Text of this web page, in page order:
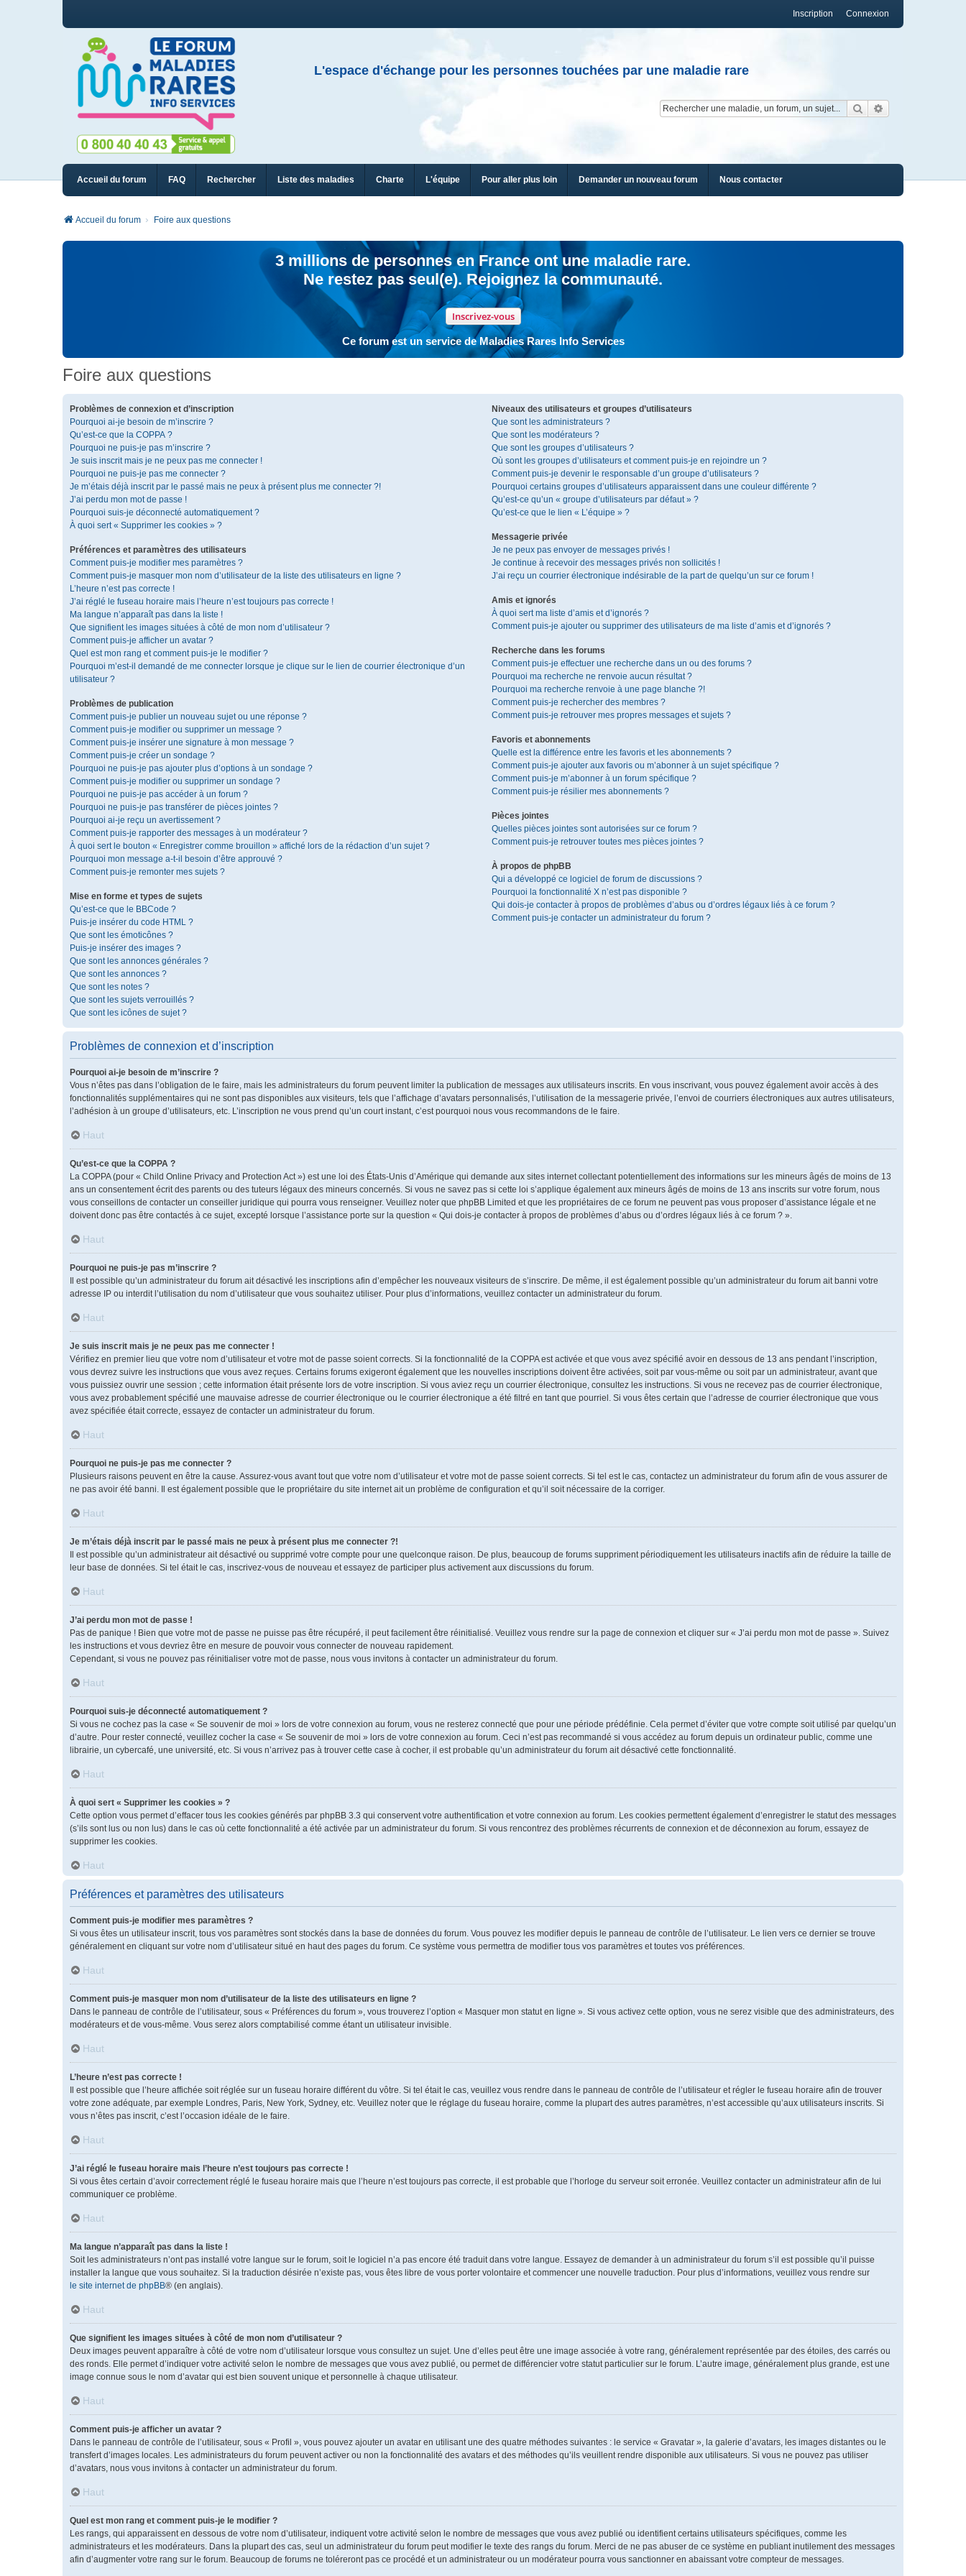
Connexion
Inscription
L'espace d'échange pour les personnes touchées par une maladie rare
Rechercher
Accueil du forum FAQ Rechercher Liste des maladies Charte L'équipe Pour aller plus loin Demander un nouveau forum Nous contacter
Accueil du forum Foire aux questions
3 millions de personnes en France ont une maladie rare.
Ne restez pas seul(e). Rejoignez la communauté.
Inscrivez-vous
Ce forum est un service de Maladies Rares Info Services
Foire aux questions
Problèmes de connexion et d’inscription
Pourquoi ai-je besoin de m’inscrire ?
Qu’est-ce que la COPPA ?
Pourquoi ne puis-je pas m’inscrire ?
Je suis inscrit mais je ne peux pas me connecter !
Pourquoi ne puis-je pas me connecter ?
Je m’étais déjà inscrit par le passé mais ne peux à présent plus me connecter ?!
J’ai perdu mon mot de passe !
Pourquoi suis-je déconnecté automatiquement ?
À quoi sert « Supprimer les cookies » ?
Préférences et paramètres des utilisateurs
Comment puis-je modifier mes paramètres ?
Comment puis-je masquer mon nom d’utilisateur de la liste des utilisateurs en ligne ?
L’heure n’est pas correcte !
J’ai réglé le fuseau horaire mais l’heure n’est toujours pas correcte !
Ma langue n’apparaît pas dans la liste !
Que signifient les images situées à côté de mon nom d’utilisateur ?
Comment puis-je afficher un avatar ?
Quel est mon rang et comment puis-je le modifier ?
Pourquoi m’est-il demandé de me connecter lorsque je clique sur le lien de courrier électronique d’un
utilisateur ?
Problèmes de publication
Comment puis-je publier un nouveau sujet ou une réponse ?
Comment puis-je modifier ou supprimer un message ?
Comment puis-je insérer une signature à mon message ?
Comment puis-je créer un sondage ?
Pourquoi ne puis-je pas ajouter plus d’options à un sondage ?
Comment puis-je modifier ou supprimer un sondage ?
Pourquoi ne puis-je pas accéder à un forum ?
Pourquoi ne puis-je pas transférer de pièces jointes ?
Pourquoi ai-je reçu un avertissement ?
Comment puis-je rapporter des messages à un modérateur ?
À quoi sert le bouton « Enregistrer comme brouillon » affiché lors de la rédaction d’un sujet ?
Pourquoi mon message a-t-il besoin d’être approuvé ?
Comment puis-je remonter mes sujets ?
Mise en forme et types de sujets
Qu’est-ce que le BBCode ?
Puis-je insérer du code HTML ?
Que sont les émoticônes ?
Puis-je insérer des images ?
Que sont les annonces générales ?
Que sont les annonces ?
Que sont les notes ?
Que sont les sujets verrouillés ?
Que sont les icônes de sujet ?
Niveaux des utilisateurs et groupes d’utilisateurs
Que sont les administrateurs ?
Que sont les modérateurs ?
Que sont les groupes d’utilisateurs ?
Où sont les groupes d’utilisateurs et comment puis-je en rejoindre un ?
Comment puis-je devenir le responsable d’un groupe d’utilisateurs ?
Pourquoi certains groupes d’utilisateurs apparaissent dans une couleur différente ?
Qu’est-ce qu’un « groupe d’utilisateurs par défaut » ?
Qu’est-ce que le lien « L’équipe » ?
Messagerie privée
Je ne peux pas envoyer de messages privés !
Je continue à recevoir des messages privés non sollicités !
J’ai reçu un courrier électronique indésirable de la part de quelqu’un sur ce forum !
Amis et ignorés
À quoi sert ma liste d’amis et d’ignorés ?
Comment puis-je ajouter ou supprimer des utilisateurs de ma liste d’amis et d’ignorés ?
Recherche dans les forums
Comment puis-je effectuer une recherche dans un ou des forums ?
Pourquoi ma recherche ne renvoie aucun résultat ?
Pourquoi ma recherche renvoie à une page blanche ?!
Comment puis-je rechercher des membres ?
Comment puis-je retrouver mes propres messages et sujets ?
Favoris et abonnements
Quelle est la différence entre les favoris et les abonnements ?
Comment puis-je ajouter aux favoris ou m’abonner à un sujet spécifique ?
Comment puis-je m’abonner à un forum spécifique ?
Comment puis-je résilier mes abonnements ?
Pièces jointes
Quelles pièces jointes sont autorisées sur ce forum ?
Comment puis-je retrouver toutes mes pièces jointes ?
À propos de phpBB
Qui a développé ce logiciel de forum de discussions ?
Pourquoi la fonctionnalité X n’est pas disponible ?
Qui dois-je contacter à propos de problèmes d’abus ou d’ordres légaux liés à ce forum ?
Comment puis-je contacter un administrateur du forum ?
Problèmes de connexion et d’inscription
Pourquoi ai-je besoin de m’inscrire ?
Vous n’êtes pas dans l’obligation de le faire, mais les administrateurs du forum peuvent limiter la publication de messages aux utilisateurs inscrits. En vous inscrivant, vous pouvez également avoir accès à des
fonctionnalités supplémentaires qui ne sont pas disponibles aux visiteurs, tels que l’affichage d’avatars personnalisés, l’utilisation de la messagerie privée, l’envoi de courriers électroniques aux autres utilisateurs,
l’adhésion à un groupe d’utilisateurs, etc. L’inscription ne vous prend qu’un court instant, c’est pourquoi nous vous recommandons de le faire.
Haut
Qu’est-ce que la COPPA ?
La COPPA (pour « Child Online Privacy and Protection Act ») est une loi des États-Unis d’Amérique qui demande aux sites internet collectant potentiellement des informations sur les mineurs âgés de moins de 13
ans un consentement écrit des parents ou des tuteurs légaux des mineurs concernés. Si vous ne savez pas si cette loi s’applique également aux mineurs âgés de moins de 13 ans inscrits sur votre forum, nous
vous conseillons de contacter un conseiller juridique qui pourra vous renseigner. Veuillez noter que phpBB Limited et que les propriétaires de ce forum ne peuvent pas vous proposer d’assistance légale et ne
doivent donc pas être contactés à ce sujet, excepté lorsque l’assistance porte sur la question « Qui dois-je contacter à propos de problèmes d’abus ou d’ordres légaux liés à ce forum ? ».
Haut
Pourquoi ne puis-je pas m’inscrire ?
Il est possible qu’un administrateur du forum ait désactivé les inscriptions afin d’empêcher les nouveaux visiteurs de s’inscrire. De même, il est également possible qu’un administrateur du forum ait banni votre
adresse IP ou interdit l’utilisation du nom d’utilisateur que vous souhaitez utiliser. Pour plus d’informations, veuillez contacter un administrateur du forum.
Haut
Je suis inscrit mais je ne peux pas me connecter !
Vérifiez en premier lieu que votre nom d’utilisateur et votre mot de passe soient corrects. Si la fonctionnalité de la COPPA est activée et que vous avez spécifié avoir en dessous de 13 ans pendant l’inscription,
vous devrez suivre les instructions que vous avez reçues. Certains forums exigeront également que les nouvelles inscriptions doivent être activées, soit par vous-même ou soit par un administrateur, avant que
vous puissiez ouvrir une session ; cette information était présente lors de votre inscription. Si vous aviez reçu un courrier électronique, consultez les instructions. Si vous ne recevez pas de courrier électronique,
vous avez probablement spécifié une mauvaise adresse de courrier électronique ou le courrier électronique a été filtré en tant que pourriel. Si vous êtes certain que l’adresse de courrier électronique que vous
avez spécifiée était correcte, essayez de contacter un administrateur du forum.
Haut
Pourquoi ne puis-je pas me connecter ?
Plusieurs raisons peuvent en être la cause. Assurez-vous avant tout que votre nom d’utilisateur et votre mot de passe soient corrects. Si tel est le cas, contactez un administrateur du forum afin de vous assurer de
ne pas avoir été banni. Il est également possible que le propriétaire du site internet ait un problème de configuration et qu’il soit nécessaire de la corriger.
Haut
Je m’étais déjà inscrit par le passé mais ne peux à présent plus me connecter ?!
Il est possible qu’un administrateur ait désactivé ou supprimé votre compte pour une quelconque raison. De plus, beaucoup de forums suppriment périodiquement les utilisateurs inactifs afin de réduire la taille de
leur base de données. Si tel était le cas, inscrivez-vous de nouveau et essayez de participer plus activement aux discussions du forum.
Haut
J’ai perdu mon mot de passe !
Pas de panique ! Bien que votre mot de passe ne puisse pas être récupéré, il peut facilement être réinitialisé. Veuillez vous rendre sur la page de connexion et cliquer sur « J’ai perdu mon mot de passe ». Suivez
les instructions et vous devriez être en mesure de pouvoir vous connecter de nouveau rapidement.
Cependant, si vous ne pouvez pas réinitialiser votre mot de passe, nous vous invitons à contacter un administrateur du forum.
Haut
Pourquoi suis-je déconnecté automatiquement ?
Si vous ne cochez pas la case « Se souvenir de moi » lors de votre connexion au forum, vous ne resterez connecté que pour une période prédéfinie. Cela permet d’éviter que votre compte soit utilisé par quelqu’un
d’autre. Pour rester connecté, veuillez cocher la case « Se souvenir de moi » lors de votre connexion au forum. Ceci n’est pas recommandé si vous accédez au forum depuis un ordinateur public, comme une
librairie, un cybercafé, une université, etc. Si vous n’arrivez pas à trouver cette case à cocher, il est probable qu’un administrateur du forum ait désactivé cette fonctionnalité.
Haut
À quoi sert « Supprimer les cookies » ?
Cette option vous permet d’effacer tous les cookies générés par phpBB 3.3 qui conservent votre authentification et votre connexion au forum. Les cookies permettent également d’enregistrer le statut des messages
(s’ils sont lus ou non lus) dans le cas où cette fonctionnalité a été activée par un administrateur du forum. Si vous rencontrez des problèmes récurrents de connexion et de déconnexion au forum, essayez de
supprimer les cookies.
Haut
Préférences et paramètres des utilisateurs
Comment puis-je modifier mes paramètres ?
Si vous êtes un utilisateur inscrit, tous vos paramètres sont stockés dans la base de données du forum. Vous pouvez les modifier depuis le panneau de contrôle de l’utilisateur. Le lien vers ce dernier se trouve
généralement en cliquant sur votre nom d’utilisateur situé en haut des pages du forum. Ce système vous permettra de modifier tous vos paramètres et toutes vos préférences.
Haut
Comment puis-je masquer mon nom d’utilisateur de la liste des utilisateurs en ligne ?
Dans le panneau de contrôle de l’utilisateur, sous « Préférences du forum », vous trouverez l’option « Masquer mon statut en ligne ». Si vous activez cette option, vous ne serez visible que des administrateurs, des
modérateurs et de vous-même. Vous serez alors comptabilisé comme étant un utilisateur invisible.
Haut
L’heure n’est pas correcte !
Il est possible que l’heure affichée soit réglée sur un fuseau horaire différent du vôtre. Si tel était le cas, veuillez vous rendre dans le panneau de contrôle de l’utilisateur et régler le fuseau horaire afin de trouver
votre zone adéquate, par exemple Londres, Paris, New York, Sydney, etc. Veuillez noter que le réglage du fuseau horaire, comme la plupart des autres paramètres, n’est accessible qu’aux utilisateurs inscrits. Si
vous n’êtes pas inscrit, c’est l’occasion idéale de le faire.
Haut
J’ai réglé le fuseau horaire mais l’heure n’est toujours pas correcte !
Si vous êtes certain d’avoir correctement réglé le fuseau horaire mais que l’heure n’est toujours pas correcte, il est probable que l’horloge du serveur soit erronée. Veuillez contacter un administrateur afin de lui
communiquer ce problème.
Haut
Ma langue n’apparaît pas dans la liste !
Soit les administrateurs n’ont pas installé votre langue sur le forum, soit le logiciel n’a pas encore été traduit dans votre langue. Essayez de demander à un administrateur du forum s’il est possible qu’il puisse
installer la langue que vous souhaitez. Si la traduction désirée n’existe pas, vous êtes libre de vous porter volontaire et commencer une nouvelle traduction. Pour plus d’informations, veuillez vous rendre sur
le site internet de phpBB® (en anglais).
Haut
Que signifient les images situées à côté de mon nom d’utilisateur ?
Deux images peuvent apparaître à côté de votre nom d’utilisateur lorsque vous consultez un sujet. Une d’elles peut être une image associée à votre rang, généralement représentée par des étoiles, des carrés ou
des ronds. Elle permet d’indiquer votre activité selon le nombre de messages que vous avez publié, ou permet de différencier votre statut particulier sur le forum. L’autre image, généralement plus grande, est une
image connue sous le nom d’avatar qui est bien souvent unique et personnelle à chaque utilisateur.
Haut
Comment puis-je afficher un avatar ?
Dans le panneau de contrôle de l’utilisateur, sous « Profil », vous pouvez ajouter un avatar en utilisant une des quatre méthodes suivantes : le service « Gravatar », la galerie d’avatars, les images distantes ou le
transfert d’images locales. Les administrateurs du forum peuvent activer ou non la fonctionnalité des avatars et des méthodes qu’ils veuillent rendre disponible aux utilisateurs. Si vous ne pouvez pas utiliser
d’avatars, nous vous invitons à contacter un administrateur du forum.
Haut
Quel est mon rang et comment puis-je le modifier ?
Les rangs, qui apparaissent en dessous de votre nom d’utilisateur, indiquent votre activité selon le nombre de messages que vous avez publié ou identifient certains utilisateurs spécifiques, comme les
administrateurs et les modérateurs. Dans la plupart des cas, seul un administrateur du forum peut modifier le texte des rangs du forum. Merci de ne pas abuser de ce système en publiant inutilement des messages
afin d’augmenter votre rang sur le forum. Beaucoup de forums ne toléreront pas ce procédé et un administrateur ou un modérateur pourra vous sanctionner en abaissant votre compteur de messages.